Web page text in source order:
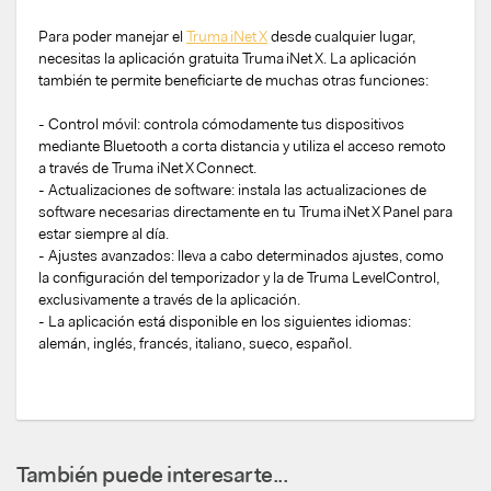
Para poder manejar el Truma iNet Xdesde cualquier lugar,
necesitas la aplicación gratuita Truma iNet X. La aplicación
también te permite beneficiarte de muchas otras funciones:
- Control móvil: controla cómodamente tus dispositivos
mediante Bluetooth a corta distancia y utiliza el acceso remoto
a través de Truma iNet X Connect.
- Actualizaciones de software: instala las actualizaciones de
software necesarias directamente en tu Truma iNet X Panel para
estar siempre al día.
- Ajustes avanzados: lleva a cabo determinados ajustes, como
la configuración del temporizador y la de Truma LevelControl,
exclusivamente a través de la aplicación.
- La aplicación está disponible en los siguientes idiomas:
alemán, inglés, francés, italiano, sueco, español.
También puede interesarte...